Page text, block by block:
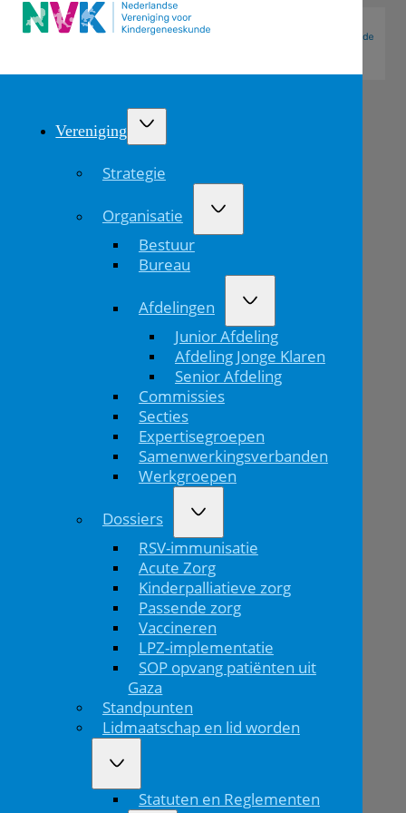
Vereniging
Strategie
Organisatie
Bestuur
Bureau
Afdelingen
Junior Afdeling
Afdeling Jonge Klaren
Senior Afdeling
Commissies
Secties
Expertisegroepen
Samenwerkingsverbanden
Werkgroepen
Dossiers
RSV-immunisatie
Acute Zorg
Kinderpalliatieve zorg
Passende zorg
Vaccineren
LPZ-implementatie
SOP opvang patiënten uit
Gaza
Standpunten
Lidmaatschap en lid worden
Statuten en Reglementen
Hanneke
Dokkum
winnen
Onderzoeker